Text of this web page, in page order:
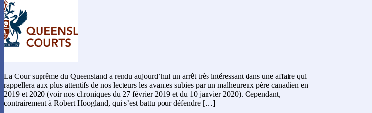
La Cour suprême du Queensland a rendu aujourd’hui un arrêt très intéressant dans une affaire qui
rappellera aux plus attentifs de nos lecteurs les avanies subies par un malheureux père canadien en
2019 et 2020 (voir nos chroniques du 27 février 2019 et du 10 janvier 2020). Cependant,
contrairement à Robert Hoogland, qui s’est battu pour défendre […]